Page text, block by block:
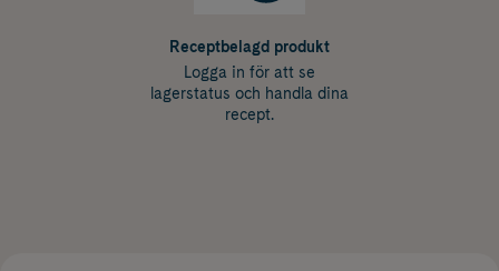
Receptbelagd produkt
Logga in för att se
lagerstatus och handla dina
recept.